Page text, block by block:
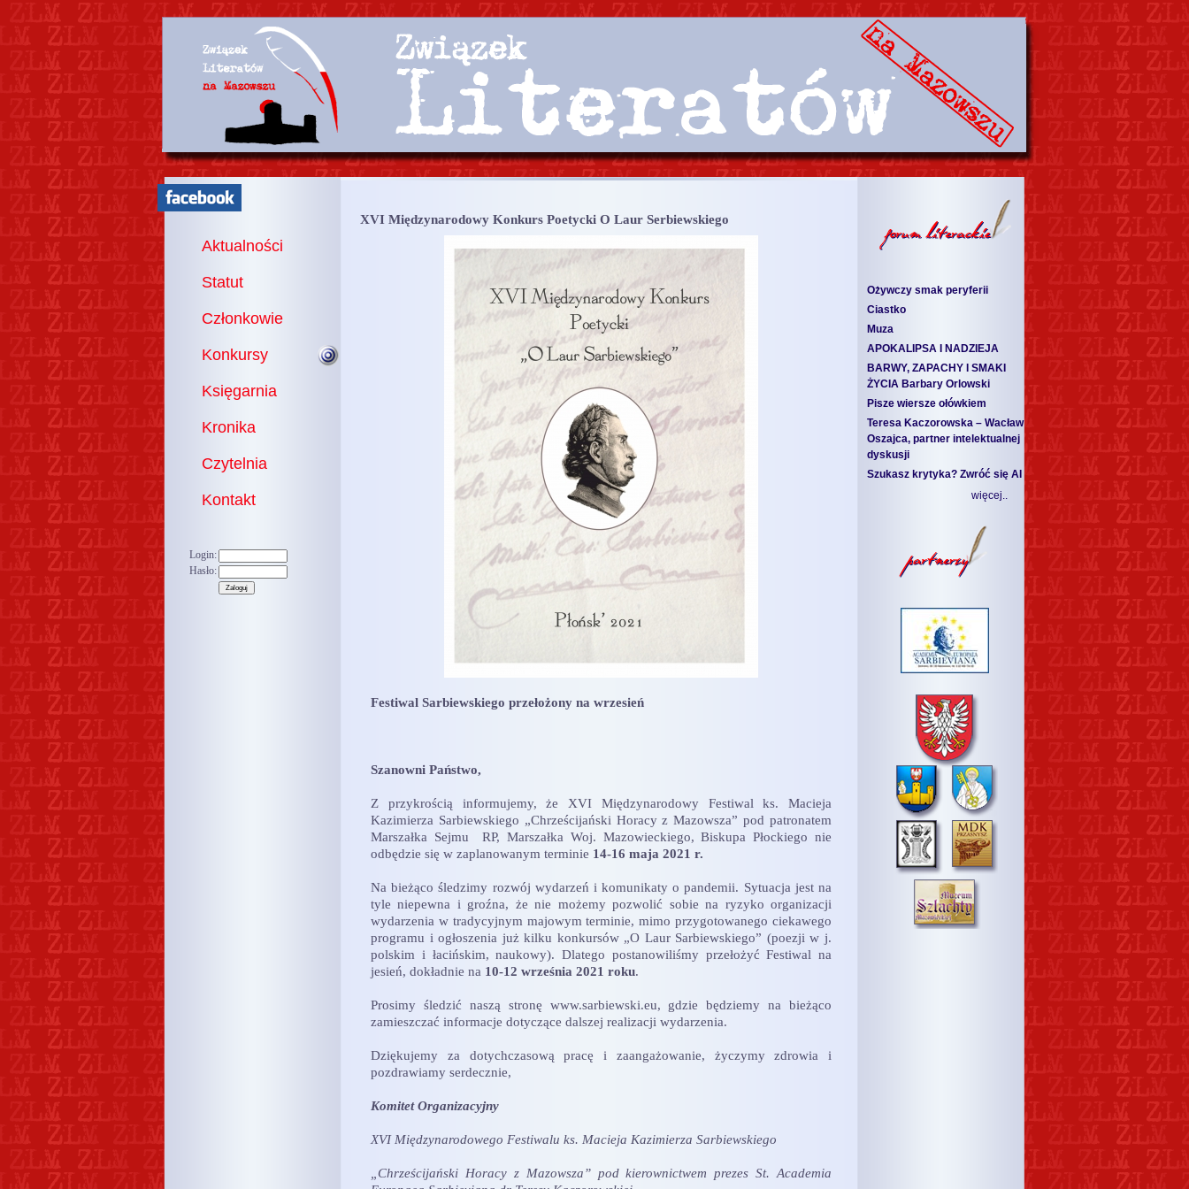
Aktualności
Statut
Członkowie
Konkursy
Księgarnia
Kronika
Czytelnia
Kontakt
Login:
Hasło:
Ożywczy smak peryferii
Ciastko
Muza
APOKALIPSA I NADZIEJA
BARWY, ZAPACHY I SMAKI
ŻYCIA Barbary Orlowski
Pisze wiersze ołówkiem
Teresa Kaczorowska – Wacław
Oszajca, partner intelektualnej
dyskusji
Szukasz krytyka? Zwróć się AI
więcej..
XVI Międzynarodowy Konkurs Poetycki O Laur Serbiewskiego
Festiwal Sarbiewskiego przełożony na wrzesień
Szanowni Państwo,
Z przykrością informujemy, że XVI Międzynarodowy Festiwal ks. Macieja
Kazimierza Sarbiewskiego „Chrześcijański Horacy z Mazowsza” pod patronatem
Marszałka Sejmu RP, Marszałka Woj. Mazowieckiego, Biskupa Płockiego nie
odbędzie się w zaplanowanym terminie 14-16 maja 2021 r.
Na bieżąco śledzimy rozwój wydarzeń i komunikaty o pandemii. Sytuacja jest na
tyle niepewna i groźna, że nie możemy pozwolić sobie na ryzyko organizacji
wydarzenia w tradycyjnym majowym terminie, mimo przygotowanego ciekawego
programu i ogłoszenia już kilku konkursów „O Laur Sarbiewskiego” (poezji w j.
polskim i łacińskim, naukowy). Dlatego postanowiliśmy przełożyć Festiwal na
jesień, dokładnie na 10-12 września 2021 roku.
Prosimy śledzić naszą stronę www.sarbiewski.eu, gdzie będziemy na bieżąco
zamieszczać informacje dotyczące dalszej realizacji wydarzenia.
Dziękujemy za dotychczasową pracę i zaangażowanie, życzymy zdrowia i
pozdrawiamy serdecznie,
Komitet Organizacyjny
XVI Międzynarodowego Festiwalu ks. Macieja Kazimierza Sarbiewskiego
„Chrześcijański Horacy z Mazowsza” pod kierownictwem prezes St. Academia